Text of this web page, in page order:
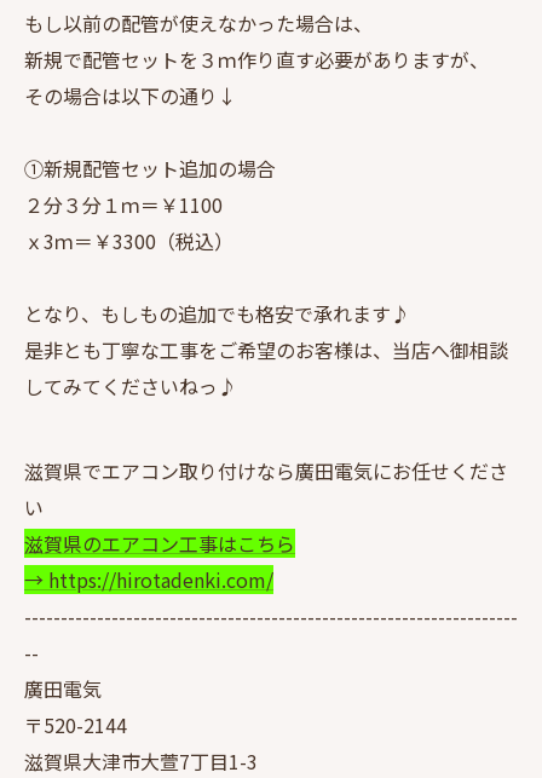
もし以前の配管が使えなかった場合は、
新規で配管セットを３ｍ作り直す必要がありますが、
その場合は以下の通り↓
①新規配管セット追加の場合
２分３分１ｍ＝￥1100
ｘ3ｍ＝￥3300（税込）
となり、もしもの追加でも格安で承れます♪
是非とも丁寧な工事をご希望のお客様は、当店へ御相談
してみてくださいねっ♪
滋賀県でエアコン取り付けなら廣田電気にお任せくださ
い
滋賀県のエアコン工事はこちら
→ https://hirotadenki.com/
--------------------------------------------------------------------
--
廣田電気
〒520-2144
滋賀県大津市大萱7丁目1-3